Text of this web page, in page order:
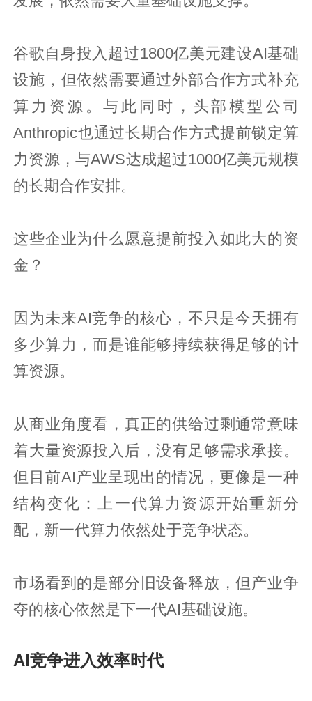
谷歌自身投入超过1800亿美元建设AI基础
设施，但依然需要通过外部合作方式补充
算力资源。与此同时，头部模型公司
Anthropic也通过长期合作方式提前锁定算
力资源，与AWS达成超过1000亿美元规模
的长期合作安排。
这些企业为什么愿意提前投入如此大的资
金？
因为未来AI竞争的核心，不只是今天拥有
多少算力，而是谁能够持续获得足够的计
算资源。
从商业角度看，真正的供给过剩通常意味
着大量资源投入后，没有足够需求承接。
但目前AI产业呈现出的情况，更像是一种
结构变化：上一代算力资源开始重新分
配，新一代算力依然处于竞争状态。
市场看到的是部分旧设备释放，但产业争
夺的核心依然是下一代AI基础设施。
AI竞争进入效率时代